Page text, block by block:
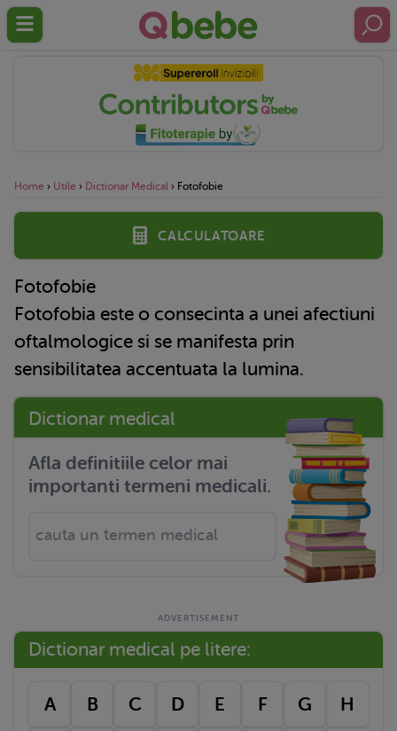
Home › Utile › Dictionar Medical › Fotofobie
Calculatoare
Fotofobie
Fotofobia este o consecinta a unei afectiuni
oftalmologice si se manifesta prin
sensibilitatea accentuata la lumina.
Dictionar medical
Afla definitiile celor mai
importanti termeni medicali.
Dictionar medical pe litere:
A B C D E F G H